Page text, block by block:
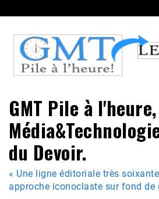
to
content
GMT Pile à
du Devoir.
« Une ligne éditoriale très
approche iconoclaste sur fond de